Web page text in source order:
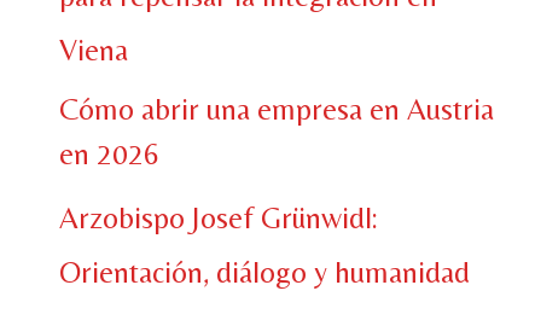
Viena
Cómo abrir una empresa en Austria
en 2026
Arzobispo Josef Grünwidl:
Orientación, diálogo y humanidad